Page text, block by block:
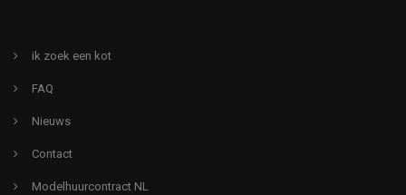
ik zoek een kot
FAQ
Nieuws
Contact
Modelhuurcontract NL